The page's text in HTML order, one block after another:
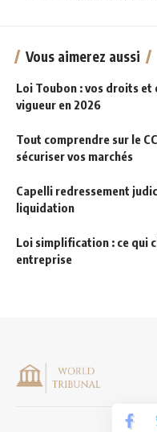
Vous aimerez aussi
Loi Toubon : vos droits
vigueur en 2026
Tout comprendre sur le
sécuriser vos marchés
Capelli redressement
liquidation
Loi simplification : ce qui
entreprise